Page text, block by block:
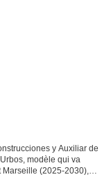
y Auxiliar de
modèle qui va
(2025-2030),